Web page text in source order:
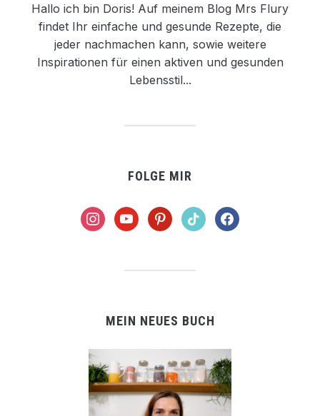
Hallo ich bin Doris! Auf meinem Blog Mrs Flury
findet Ihr einfache und gesunde Rezepte, die
jeder nachmachen kann, sowie weitere
Inspirationen für einen aktiven und gesunden
Lebensstil...
FOLGE MIR
instagramyoutubepinteresttiktok facebook
MEIN NEUES BUCH